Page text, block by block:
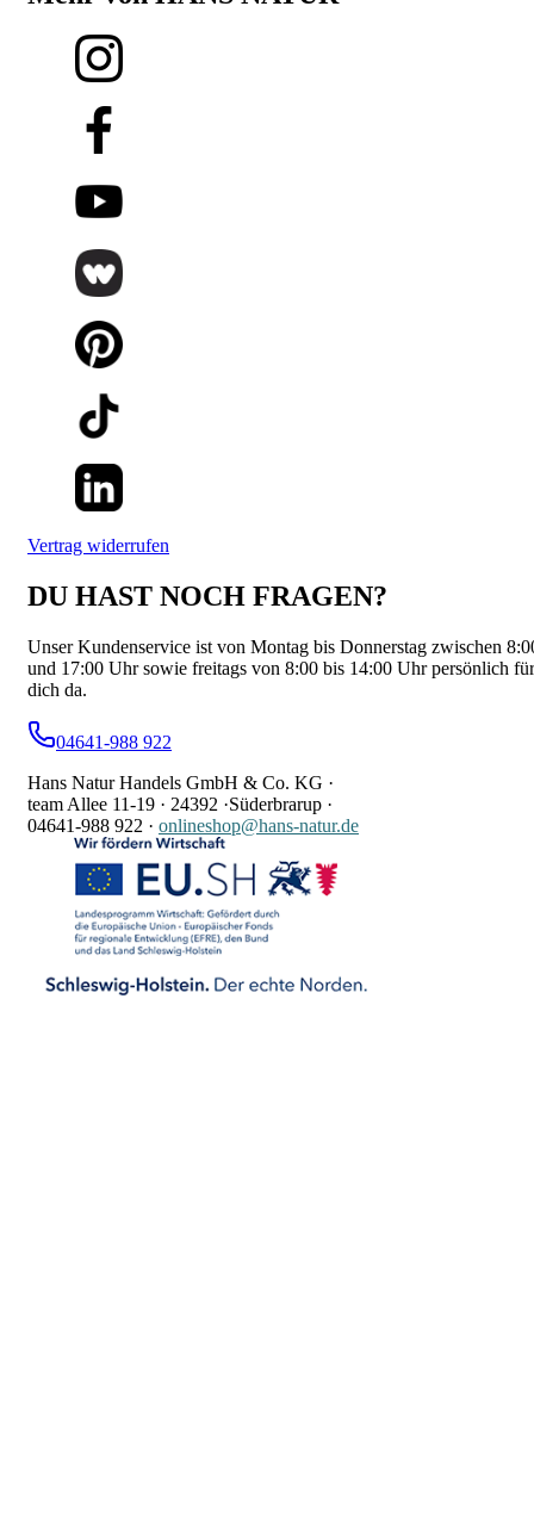
Vertrag widerrufen
DU HAST NOCH FRAGEN?
Unser Kundenservice ist von Montag bis Donnerstag zwischen
und 17:00 Uhr sowie freitags von 8:00 bis 14:00 Uhr persönlich für
dich da.
04641-988 922
Hans Natur Handels GmbH & Co. KG ·
team Allee 11-19 · 24392 ·Süderbrarup ·
04641-988 922 · onlineshop@hans-natur.de